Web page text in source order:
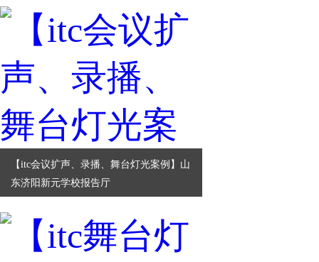
【itc会议扩声、录播、舞台灯光案例】山
东济阳新元学校报告厅